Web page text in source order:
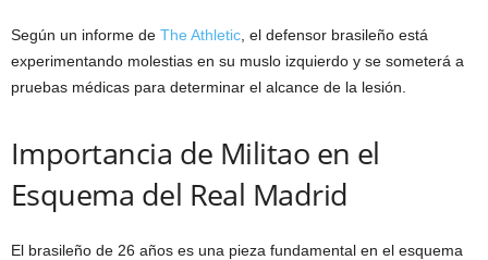
Según un informe de The Athletic , el defensor brasileño está
experimentando molestias en su muslo izquierdo y se someterá a
pruebas médicas para determinar el alcance de la lesión.
Importancia de Militao en el
Esquema del Real Madrid
El brasileño de 26 años es una pieza fundamental en el esquema